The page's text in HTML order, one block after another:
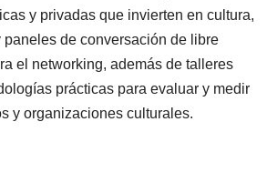
y privadas que invierten en cultura,
paneles de conversación de libre
el networking, además de talleres
prácticas para evaluar y medir
y organizaciones culturales.